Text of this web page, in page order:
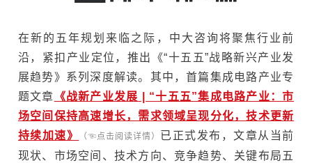
在新的五年规划来临之际，中大咨询将聚焦行业前
沿，紧扣产业定位，推出《“十五五”战略新兴产业发
展趋势》系列深度解读。其中，首篇集成电路产业专
题文章 《战新产业发展 | “十五五”集成电路产业：市
场空间保持高速增长，需求领域呈现分化，技术更新
持续加速》
（☜点击阅读详情）
已正式发布，文章从当前
现状、市场空间、技术方向、竞争趋势、关键布局五